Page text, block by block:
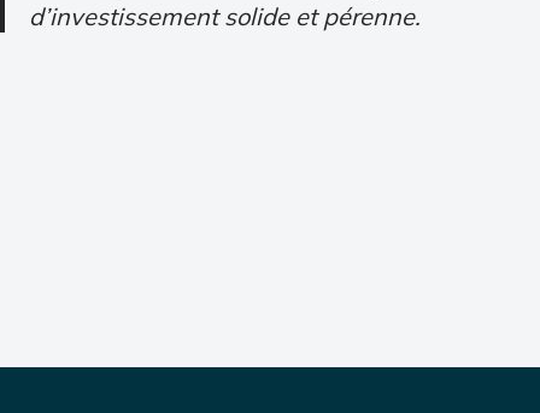
d’investissement solide et pérenne.